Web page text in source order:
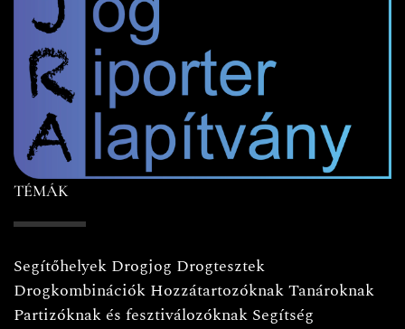
TÉMÁK
Segítőhelyek Drogjog Drogtesztek
Drogkombinációk HozzátartozóknakTanároknak
Partizóknak és fesztiválozóknak Segítség